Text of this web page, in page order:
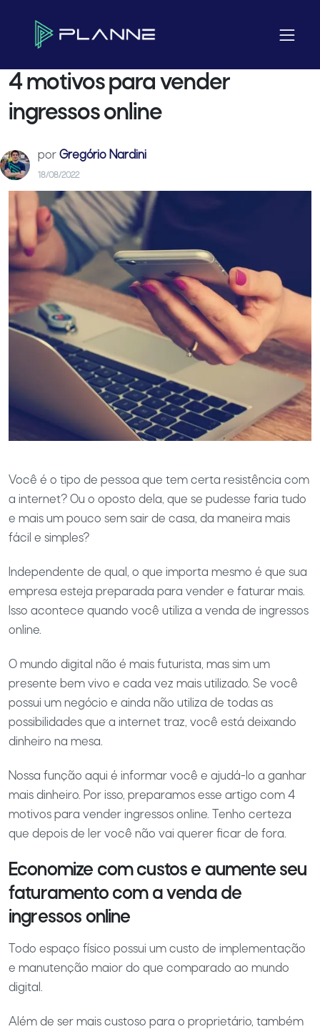
Home
4 motivos para vender
ingressos online
por Gregório Nardini
18/08/2022
Você é o tipo de pessoa que tem certa resistência com
a internet? Ou o oposto dela, que se pudesse faria tudo
e mais um pouco sem sair de casa, da maneira mais
fácil e simples?
Independente de qual, o que importa mesmo é que sua
empresa esteja preparada para vender e faturar mais.
Isso acontece quando você utiliza a venda de ingressos
online.
O mundo digital não é mais futurista, mas sim um
presente bem vivo e cada vez mais utilizado. Se você
possui um negócio e ainda não utiliza de todas as
possibilidades que a internet traz, você está deixando
dinheiro na mesa.
Nossa função aqui é informar você e ajudá-lo a ganhar
mais dinheiro. Por isso, preparamos esse artigo com 4
motivos para vender ingressos online. Tenho certeza
que depois de ler você não vai querer ficar de fora.
Economize com custos e aumente seu
faturamento com a venda de
ingressos online
Todo espaço físico possui um custo de implementação
e manutenção maior do que comparado ao mundo
digital.
Além de ser mais custoso para o proprietário, também